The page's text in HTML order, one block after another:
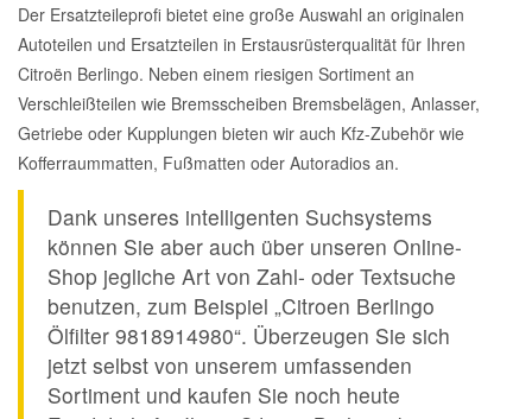
Der Ersatzteileprofi bietet eine große Auswahl an originalen
Autoteilen und Ersatzteilen in Erstausrüsterqualität für Ihren
Citroën Berlingo. Neben einem riesigen Sortiment an
Verschleißteilen wie Bremsscheiben Bremsbelägen, Anlasser,
Getriebe oder Kupplungen bieten wir auch Kfz-Zubehör wie
Kofferraummatten, Fußmatten oder Autoradios an.
Dank unseres intelligenten Suchsystems
können Sie aber auch über unseren Online-
Shop jegliche Art von Zahl- oder Textsuche
benutzen, zum Beispiel „Citroen Berlingo
Ölfilter 9818914980“. Überzeugen Sie sich
jetzt selbst von unserem umfassenden
Sortiment und kaufen Sie noch heute